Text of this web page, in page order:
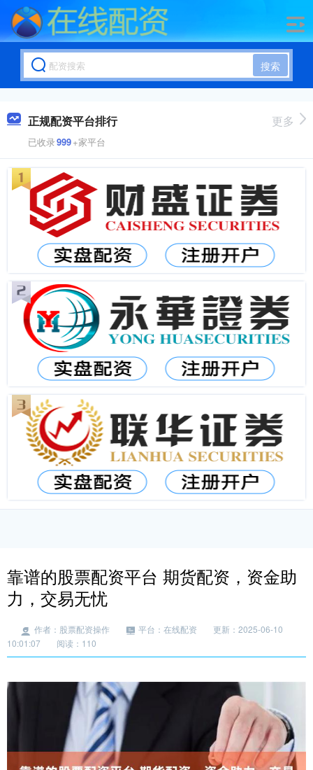
搜索
正规配资平台排行
已收录999+家平台
更多
靠谱的股票配资平台 期货配资，资金助
力，交易无忧
作者：股票配资操作 平台：在线配资
更新：2025-06-10
10:01:07
阅读：110